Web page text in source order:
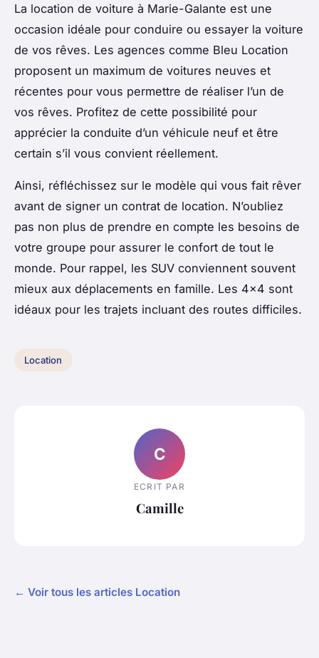
La location de voiture à Marie-Galante est une
occasion idéale pour conduire ou essayer la voiture
de vos rêves. Les agences comme Bleu Location
proposent un maximum de voitures neuves et
récentes pour vous permettre de réaliser l’un de
vos rêves. Profitez de cette possibilité pour
apprécier la conduite d’un véhicule neuf et être
certain s’il vous convient réellement.
Ainsi, réfléchissez sur le modèle qui vous fait rêver
avant de signer un contrat de location. N’oubliez
pas non plus de prendre en compte les besoins de
votre groupe pour assurer le confort de tout le
monde. Pour rappel, les SUV conviennent souvent
mieux aux déplacements en famille. Les 4x4 sont
idéaux pour les trajets incluant des routes difficiles.
Location
C
ECRIT PAR
Camille
← Voir tous les articles Location